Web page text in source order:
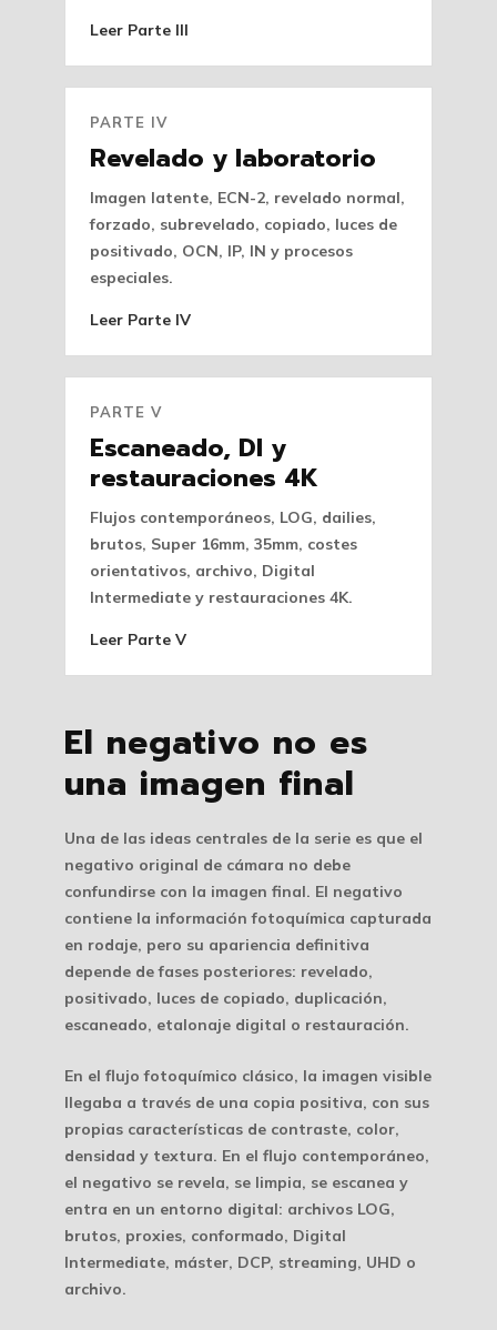
Leer Parte III
PARTE IV
Revelado y laboratorio
Imagen latente, ECN-2, revelado normal,
forzado, subrevelado, copiado, luces de
positivado, OCN, IP, IN y procesos
especiales.
Leer Parte IV
PARTE V
Escaneado, DI y
restauraciones 4K
Flujos contemporáneos, LOG, dailies,
brutos, Super 16mm, 35mm, costes
orientativos, archivo, Digital
Intermediate y restauraciones 4K.
Leer Parte V
El negativo no es
una imagen final
Una de las ideas centrales de la serie es que el
negativo original de cámara no debe
confundirse con la imagen final. El negativo
contiene la información fotoquímica capturada
en rodaje, pero su apariencia definitiva
depende de fases posteriores: revelado,
positivado, luces de copiado, duplicación,
escaneado, etalonaje digital o restauración.
En el flujo fotoquímico clásico, la imagen visible
llegaba a través de una copia positiva, con sus
propias características de contraste, color,
densidad y textura. En el flujo contemporáneo,
el negativo se revela, se limpia, se escanea y
entra en un entorno digital: archivos LOG,
brutos, proxies, conformado, Digital
Intermediate, máster, DCP, streaming, UHD o
archivo.